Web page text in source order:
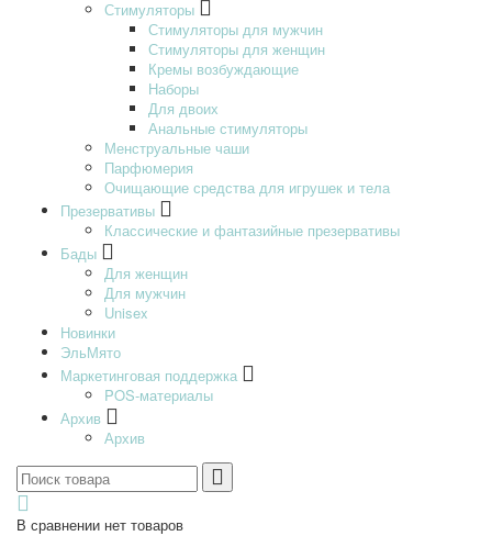
Стимуляторы
Стимуляторы для мужчин
Стимуляторы для женщин
Кремы возбуждающие
Наборы
Для двоих
Анальные стимуляторы
Менструальные чаши
Парфюмерия
Очищающие средства для игрушек и тела
Презервативы
Классические и фантазийные презервативы
Бады
Для женщин
Для мужчин
Unisex
Новинки
ЭльМято
Маркетинговая поддержка
POS-материалы
Архив
Архив
В сравнении нет товаров